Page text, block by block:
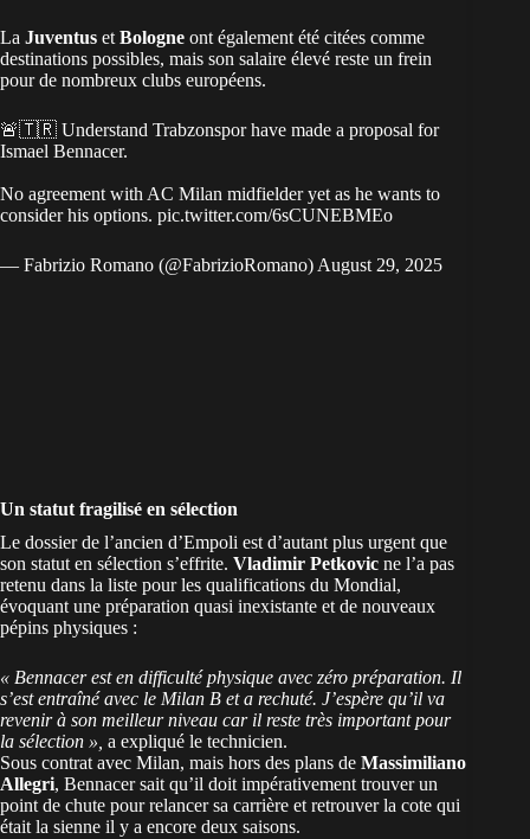
La Juventus et Bologne ont également été citées comme
destinations possibles, mais son salaire élevé reste un frein
pour de nombreux clubs européens.
🚨🇹🇷 Understand Trabzonspor have made a proposal for
Ismael Bennacer.
No agreement with AC Milan midfielder yet as he wants to
consider his options. pic.twitter.com/6sCUNEBMEo
— Fabrizio Romano (@FabrizioRomano) August 29, 2025
Un statut fragilisé en sélection
Le dossier de l’ancien d’Empoli est d’autant plus urgent que
son statut en sélection s’effrite. Vladimir Petkovic ne l’a pas
retenu dans la liste pour les qualifications du Mondial,
évoquant une préparation quasi inexistante et de nouveaux
pépins physiques :
« Bennacer est en difficulté physique avec zéro préparation. Il
s’est entraîné avec le Milan B et a rechuté. J’espère qu’il va
revenir à son meilleur niveau car il reste très important pour
la sélection », a expliqué le technicien.
Sous contrat avec Milan, mais hors des plans de Massimiliano
Allegri, Bennacer sait qu’il doit impérativement trouver un
point de chute pour relancer sa carrière et retrouver la cote qui
était la sienne il y a encore deux saisons.